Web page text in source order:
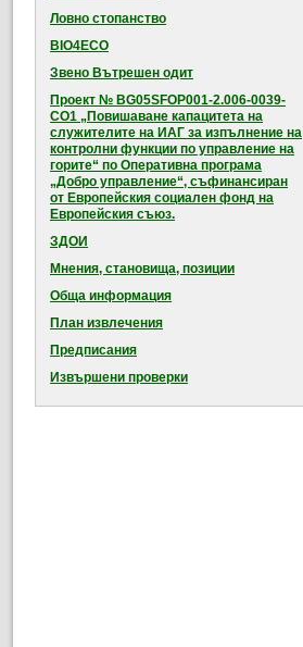
Ловно стопанство
BIO4ECO
Звено Вътрешен одит
Проект № BG05SFOP001-2.006-0039-
CO1 „Повишаване капацитета на
служителите на ИАГ за изпълнение на
контролни функции по управление на
горите“ по Оперативна програма
„Добро управление“, съфинансиран
от Европейския социален фонд на
Европейския съюз.
ЗДОИ
Мнения, становища, позиции
Обща информация
План извлечения
Предписания
Извършени проверки